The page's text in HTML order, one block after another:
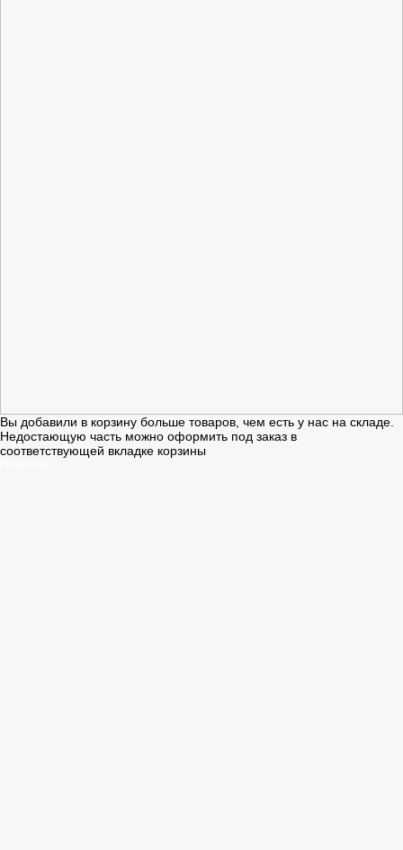
Вы добавили в корзину больше товаров, чем есть у нас на складе.
Недостающую часть можно оформить под заказ в
соответствующей вкладке корзины